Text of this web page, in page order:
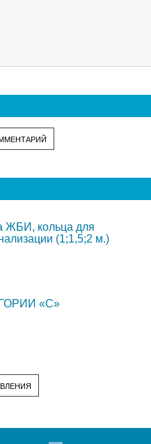
ЖБИ, кольца для
(1;1,5;2 м.)
«C»